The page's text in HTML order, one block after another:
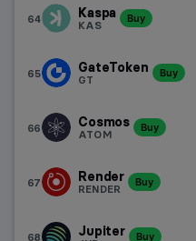
64 Kaspa
KAS
Buy
65 GateToken
GT
Buy
66 Cosmos
ATOM
Buy
67 Render
RENDER
Buy
68 Jupiter Buy